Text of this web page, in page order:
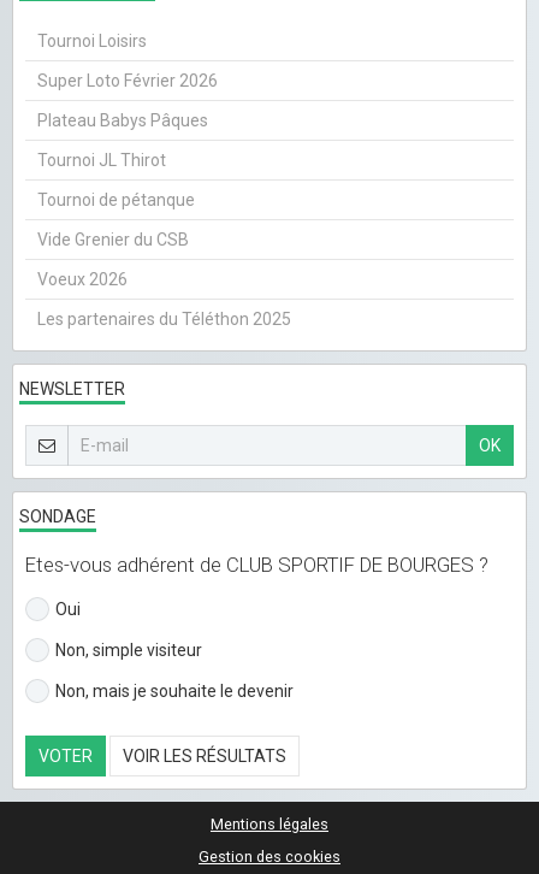
Tournoi Loisirs
Super Loto Février 2026
Plateau Babys Pâques
Tournoi JL Thirot
Tournoi de pétanque
Vide Grenier du CSB
Voeux 2026
Les partenaires du Téléthon 2025
NEWSLETTER
OK
SONDAGE
Etes-vous adhérent de CLUB SPORTIF DE BOURGES ?
Oui
Non, simple visiteur
Non, mais je souhaite le devenir
VOTER VOIR LES RÉSULTATS
Mentions légales
Gestion des cookies